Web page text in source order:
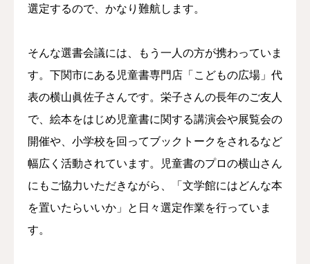
選定するので、かなり難航します。
そんな選書会議には、もう一人の方が携わっていま
す。下関市にある児童書専門店「こどもの広場」代
表の横山眞佐子さんです。栄子さんの長年のご友人
で、絵本をはじめ児童書に関する講演会や展覧会の
開催や、小学校を回ってブックトークをされるなど
幅広く活動されています。児童書のプロの横山さん
にもご協力いただきながら、「文学館にはどんな本
を置いたらいいか」と日々選定作業を行っていま
す。